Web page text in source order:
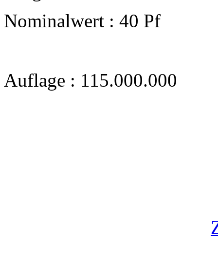
Nominalwert : 40 Pf
Auflage : 115.000.000